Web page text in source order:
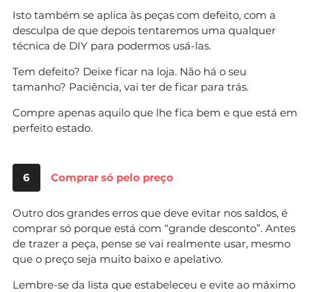
Isto também se aplica às peças com defeito, com a
desculpa de que depois tentaremos uma qualquer
técnica de DIY para podermos usá-las.
Tem defeito? Deixe ficar na loja. Não há o seu
tamanho? Paciência, vai ter de ficar para trás.
Compre apenas aquilo que lhe fica bem e que está em
perfeito estado.
6 Comprar só pelo preço
Outro dos grandes erros que deve evitar nos saldos, é
comprar só porque está com “grande desconto”. Antes
de trazer a peça, pense se vai realmente usar, mesmo
que o preço seja muito baixo e apelativo.
Lembre-se da lista que estabeleceu e evite ao máximo